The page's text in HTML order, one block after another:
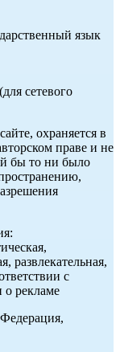
язык
сетевого
охраняется в
праве и не
бы то ни было
развлекательная,
с
о рекламе